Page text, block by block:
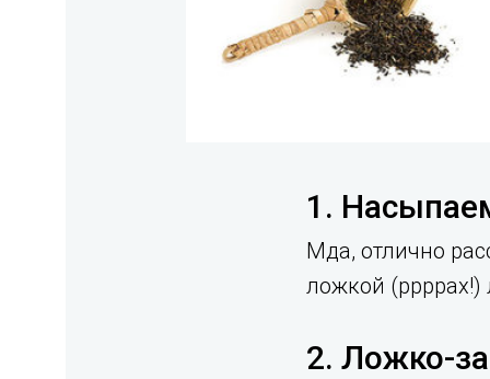
1.
Мда, отлично
ложкой (ррррах!)
2. Ложко-